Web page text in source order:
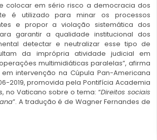
colocar em sério risco a democracia dos
é utilizado para minar os processos
e propor a violação sistemática dos
garantir a qualidade institucional dos
detectar e neutralizar esse tipo de
da imprópria atividade judicial em
multimidiáticas paralelas”, afirma
intervenção na Cúpula Pan-Americana
2019, promovida pela Pontifícia Academia
no Vaticano sobre o tema: “Direitos sociais
”. A tradução é de Wagner Fernandes de